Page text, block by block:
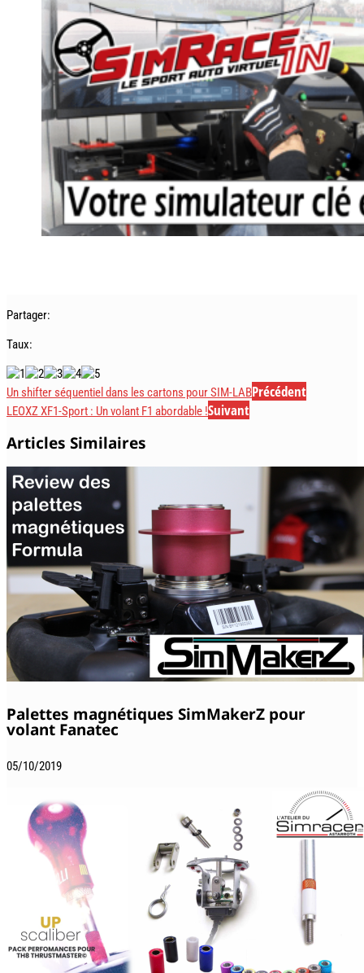
Partager:
Taux:
Un shifter séquentiel dans les cartons pour SIM-LABPrécédent
LEOXZ XF1-Sport : Un volant F1 abordable !Suivant
Articles Similaires
Palettes magnétiques SimMakerZ pour
volant Fanatec
05/10/2019